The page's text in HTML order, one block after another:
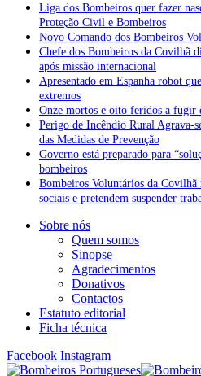
Liga dos Bombeiros quer fazer
Proteção Civil e Bombeiros
Novo Comando dos Bombeiros
Chefe dos Bombeiros da Covilhã
após missão internacional
Apresentado em Espanha robot
extremos
Onze mortos e oito feridos a fugir
Perigo de Incêndio Rural Agrava-
das Medidas de Prevenção
Governo está preparado para
bombeiros
Bombeiros Voluntários da Covilhã
sociais e pretendem suspender
Sobre nós
Quem somos
Sinopse
Agradecimentos
Donativos
Contactos
Estatuto editorial
Ficha técnica
Facebook Instagram